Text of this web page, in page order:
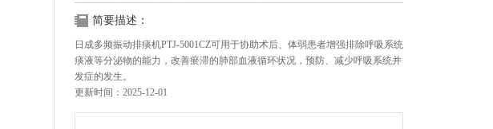
简要描述：
日成多频振动排痰机PTJ-5001CZ可用于协助术后、体弱患者增强排除呼吸系统
痰液等分泌物的能力，改善瘀滞的肺部血液循环状况，预防、减少呼吸系统并
发症的发生。
更新时间：2025-12-01